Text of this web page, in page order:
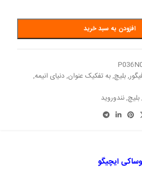
افزودن به سبد خرید
,بلیچ,به تفکیک عنوان,دنیای انیمه,
بلیچ,نندوروید
ایچیگو